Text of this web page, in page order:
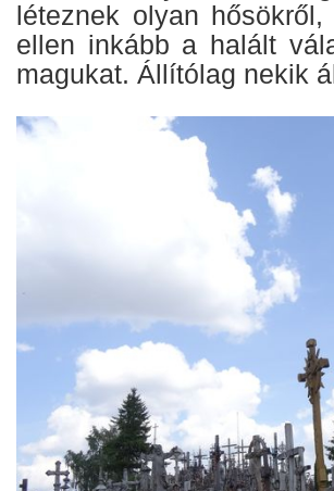
léteznek olyan
ellen inkább a halált
magukat. Állítólag nekik